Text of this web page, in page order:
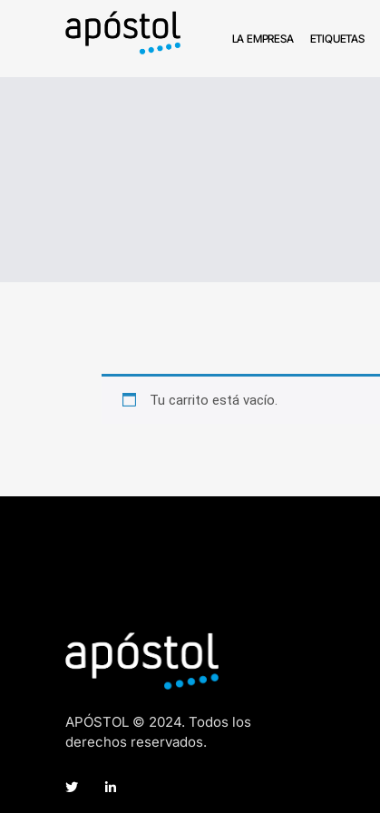
LA EMPRESA ETIQUETAS
Tu carrito está vacío.
APÓSTOL © 2024. Todos los
derechos reservados.